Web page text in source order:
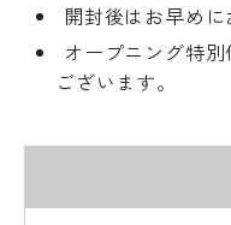
開封後はお早めに
オープニング特
ございます。